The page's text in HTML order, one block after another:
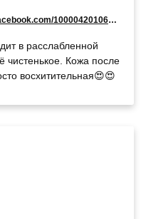
https://www.facebook.com/100004201069297
в расслабленной
чистенькое. Кожа после
восхитительная😍😍